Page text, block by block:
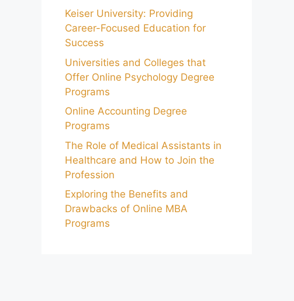
Keiser University: Providing
Career-Focused Education for
Success
Universities and Colleges that
Offer Online Psychology Degree
Programs
Online Accounting Degree
Programs
The Role of Medical Assistants in
Healthcare and How to Join the
Profession
Exploring the Benefits and
Drawbacks of Online MBA
Programs